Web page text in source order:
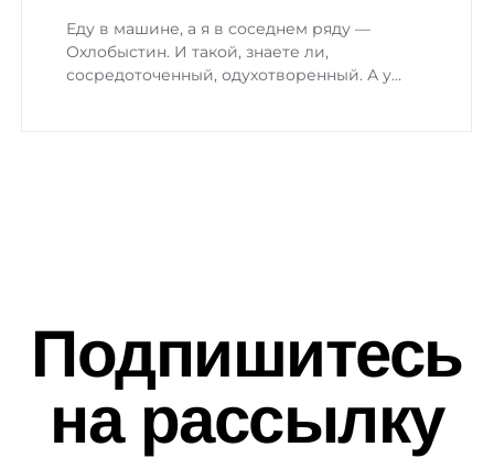
Еду в машине, а я в соседнем ряду —
Охлобыстин. И такой, знаете ли,
сосредоточенный, одухотворенный. А у…
Подпишитесь
на рассылку